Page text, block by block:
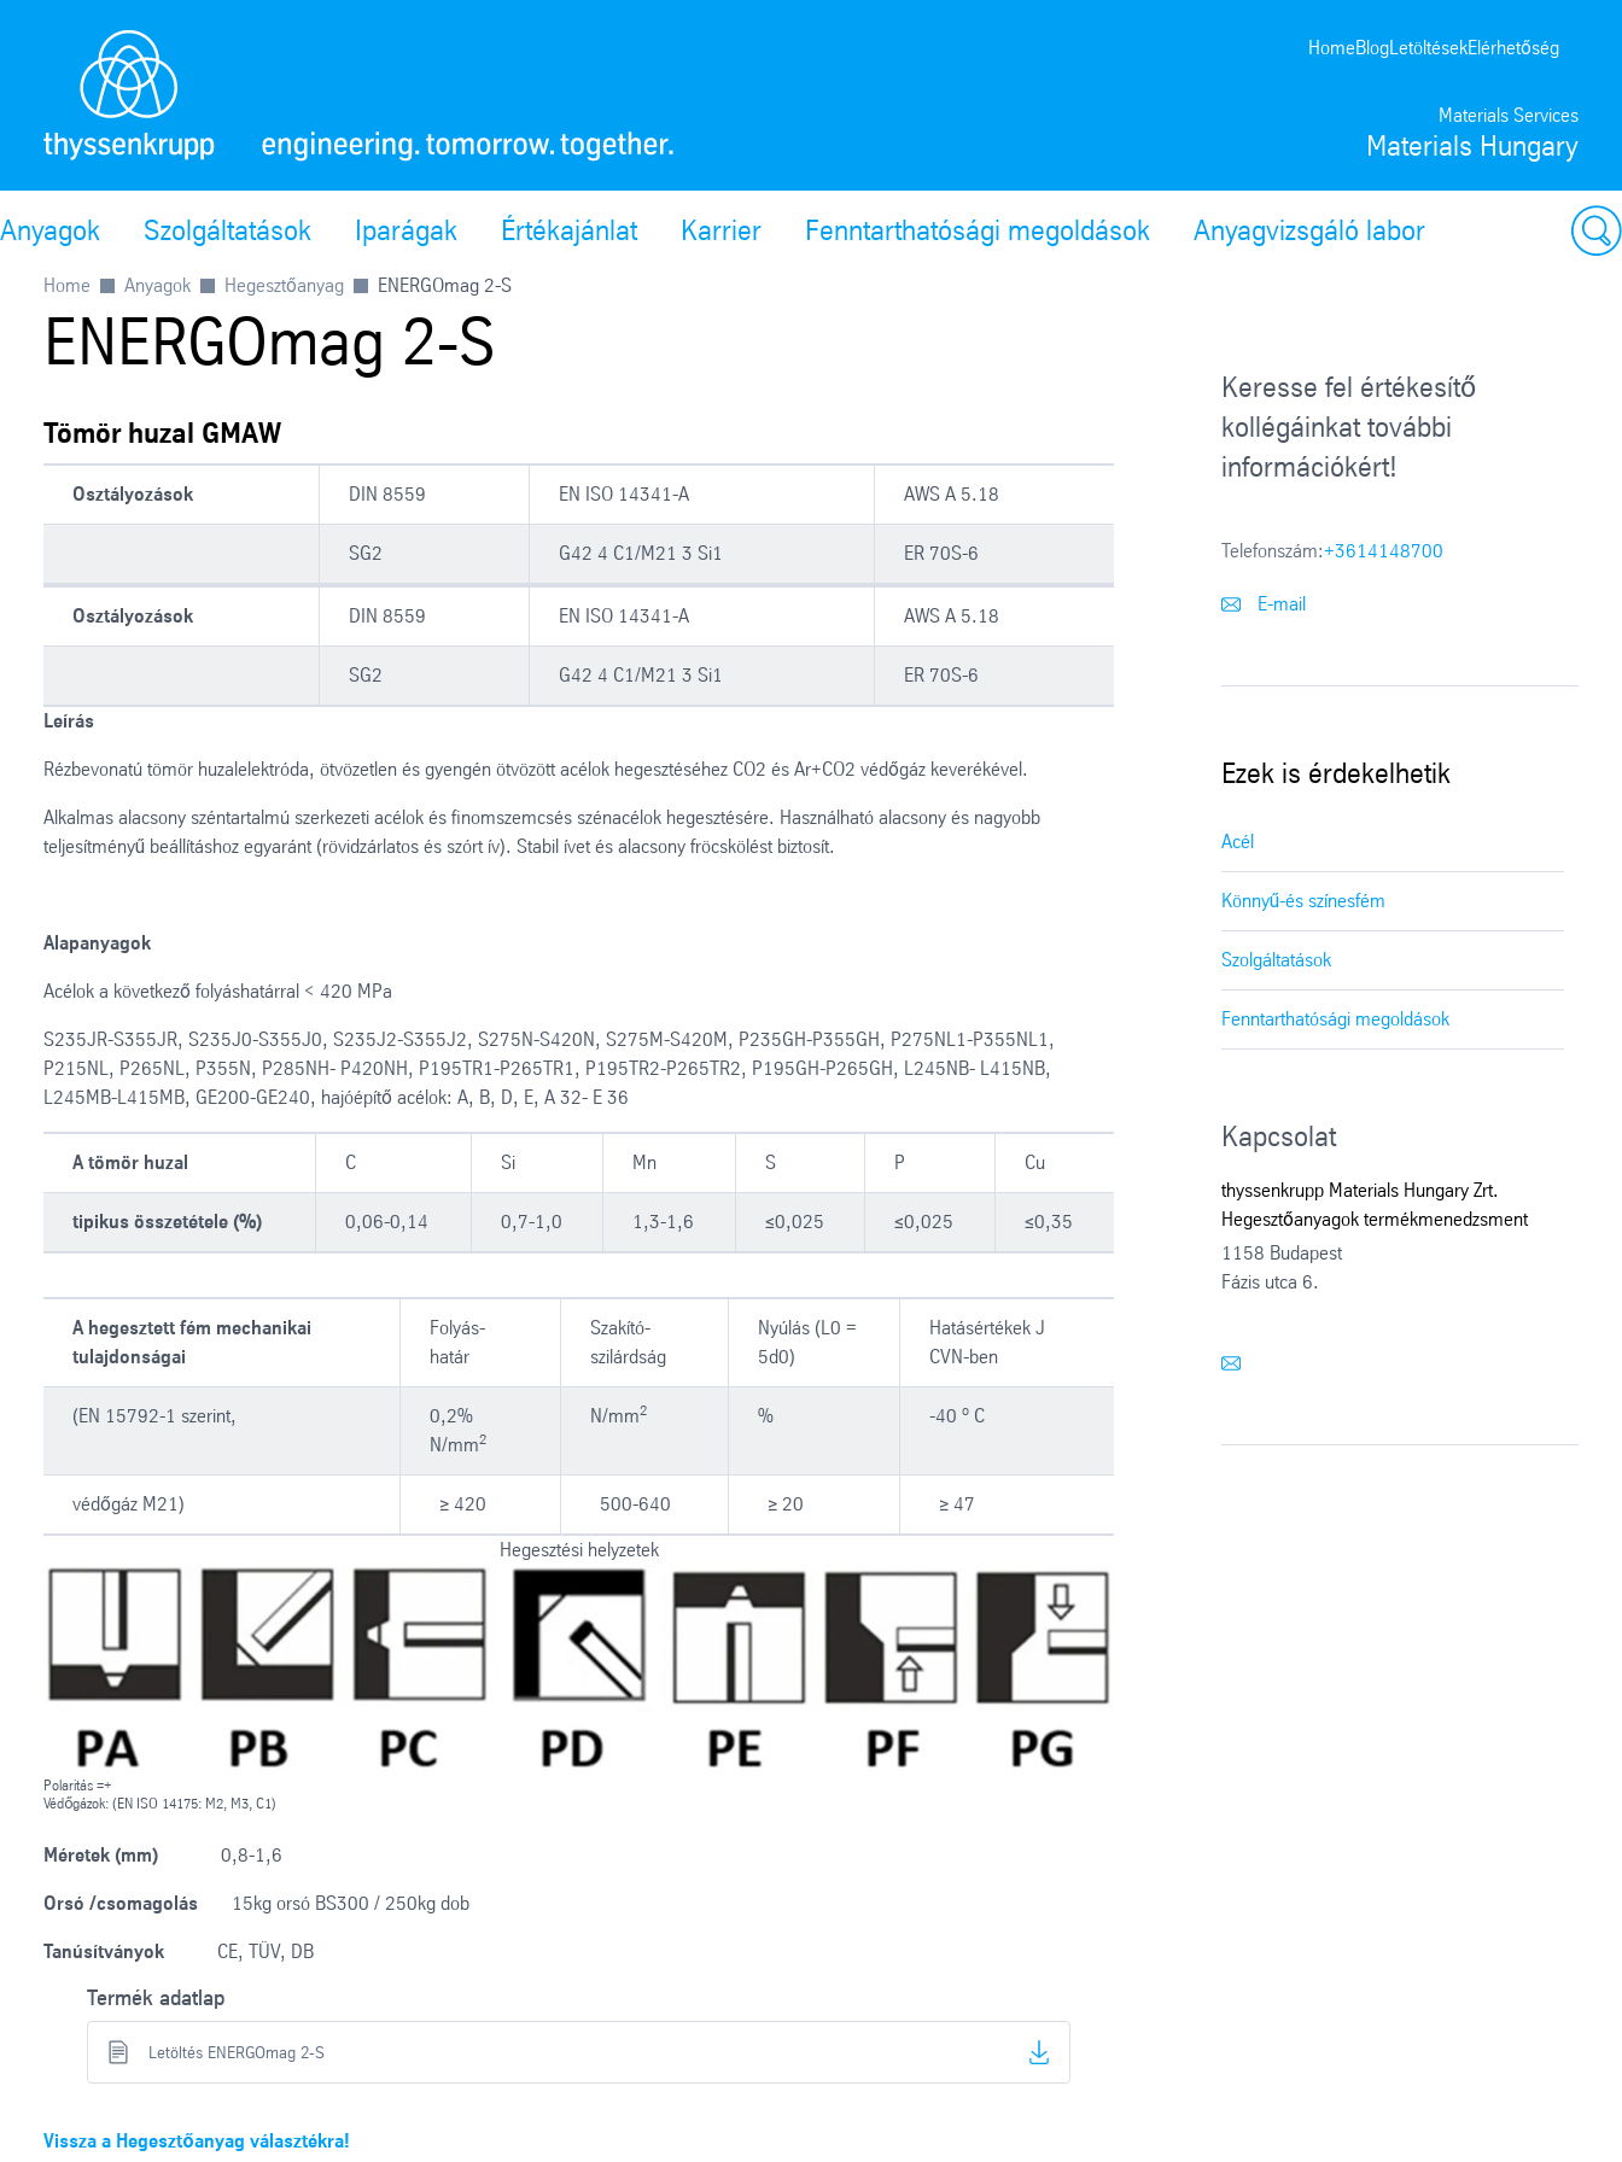
Materials Services
Materials Hungary
HomeBlogLetöltésekElérhetőség
Anyagok Szolgáltatások Iparágak Értékajánlat Karrier Fenntarthatósági megoldások Anyagvizsgáló labor
Home Anyagok Hegesztőanyag ENERGOmag 2-S
ENERGOmag 2-S
Tömör huzal GMAW
Osztályozások DIN 8559 EN ISO 14341-A AWS A 5.18
SG2 G42 4 C1/M21 3 Si1 ER 70S-6
Osztályozások DIN 8559 EN ISO 14341-A AWS A 5.18
SG2 G42 4 C1/M21 3 Si1
ER 70S-6
Leírás
Rézbevonatú tömör huzalelektróda, ötvözetlen és gyengén ötvözött acélok hegesztéséhez CO2 és Ar+CO2 védőgáz keverékével.
Alkalmas alacsony széntartalmú szerkezeti acélok és finomszemcsés szénacélok hegesztésére. Használható alacsony és nagyobb
teljesítményű beállításhoz egyaránt (rövidzárlatos és szórt ív). Stabil ívet és alacsony fröcskölést biztosít.
Alapanyagok
Acélok a következő folyáshatárral < 420 MPa
S235JR-S355JR, S235J0-S355J0, S235J2-S355J2, S275N-S420N, S275M-S420M, P235GH-P355GH, P275NL1-P355NL1,
P215NL, P265NL, P355N, P285NH- P420NH, P195TR1-P265TR1, P195TR2-P265TR2, P195GH-P265GH, L245NB- L415NB,
L245MB-L415MB, GE200-GE240, hajóépítő acélok: A, B, D, E, A 32- E 36
A tömör huzal C Si Mn S P Cu
tipikus összetétele (%) 0,06-0,14 0,7-1,0 1,3-1,6 ≤0,025 ≤0,025 ≤0,35
A hegesztett fém mechanikai
tulajdonságai
Folyás-
határ
Szakító-
szilárdság
Nyúlás (L0 =
5d0)
Hatásértékek J
CVN-ben
(EN 15792-1 szerint,
0,2%
N/mm2
N/mm2 % -40 o C
védőgáz M21) ≥ 420 500-640 ≥ 20
≥ 47
Hegesztési helyzetek
Polaritás =+
Védőgázok: (EN ISO 14175: M2, M3, C1)
Méretek (mm) 0,8-1,6
Orsó /csomagolás 15kg orsó BS300 / 250kg dob
Tanúsítványok CE, TÜV, DB
Termék adatlap
Letöltés ENERGOmag 2-S
Vissza a Hegesztőanyag választékra!
Keresse fel értékesítő
kollégáinkat további
információkért!
Telefonszám:+3614148700
E-mail
Ezek is érdekelhetik
Acél
Könnyű-és színesfém
Szolgáltatások
Fenntarthatósági megoldások
Kapcsolat
thyssenkrupp Materials Hungary Zrt.
Hegesztőanyagok termékmenedzsment
1158 Budapest
Fázis utca 6.